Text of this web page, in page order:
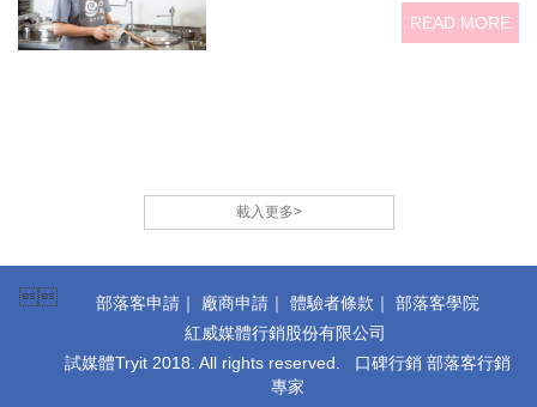
READ MORE
載入更多>
 部落客申請 ｜ 廠商申請 ｜ 體驗者條款 ｜ 部落客學院
紅威媒體行銷股份有限公司
試媒體Tryit 2018. All rights reserved. 口碑行銷 部落客行銷
專家